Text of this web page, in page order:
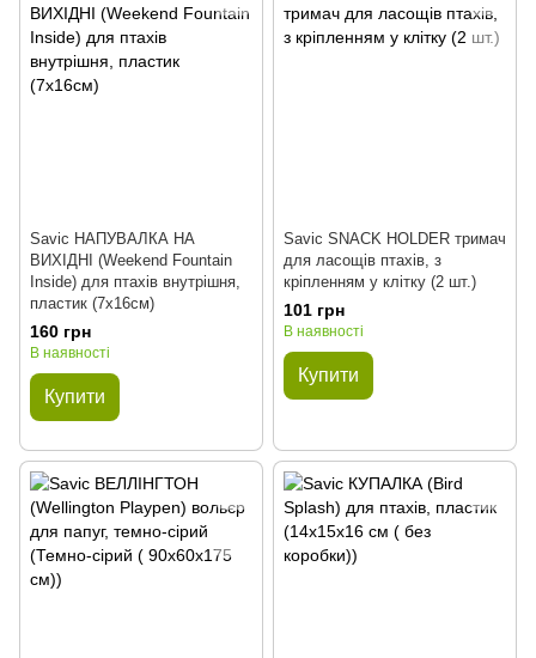
Savic НАПУВАЛКА НА
ВИХІДНІ (Weekend Fountain
Inside) для птахів внутрішня,
пластик (7х16см)
160 грн
В наявності
Купити
Savic SNACK HOLDER тримач
для ласощів птахів, з
кріпленням у клітку (2 шт.)
101 грн
В наявності
Купити